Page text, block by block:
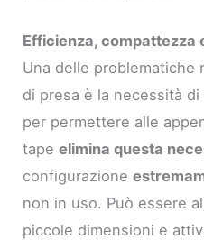
Efficienza, compattezza
Una delle problematiche
di presa è la necessità
per permettere alle
tapeelimina questa
configurazione
non in uso. Può essere
piccole dimensioni e